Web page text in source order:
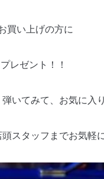
買い上げの方に
レゼント！！
いてみて、お気に入
スタッフまでお気軽